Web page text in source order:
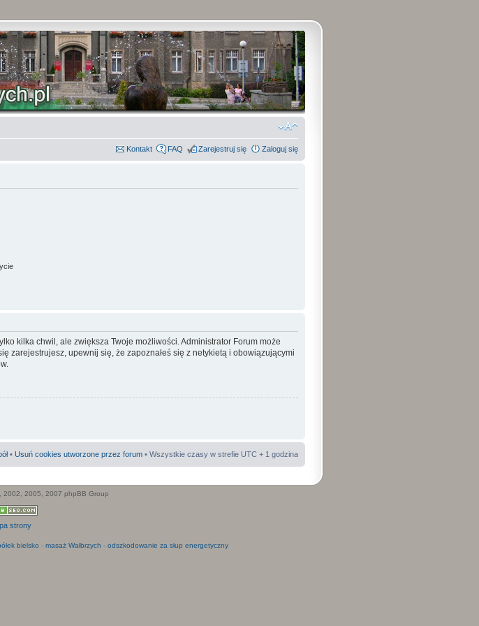
Kontakt FAQ Zarejestruj się Zaloguj się
kilka chwil, ale zwiększa Twoje możliwości. Administrator Forum może
zarejestrujesz, upewnij się, że zapoznałeś się z netykietą i obowiązującymi
• Usuń cookies utworzone przez forum • Wszystkie czasy w strefie UTC + 1 godzina
2002, 2005, 2007 phpBB Group
strony
bielsko - masaż Wałbrzych - odszkodowanie za słup energetyczny